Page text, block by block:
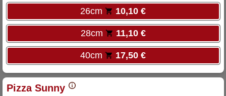
26cm 10,10 €
28cm 11,10 €
40cm 17,50 €
Pizza Sunny